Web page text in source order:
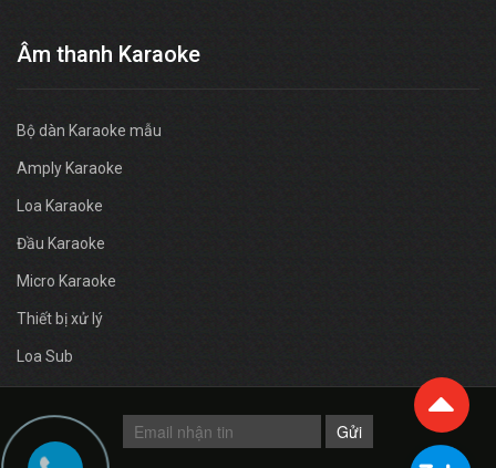
Âm thanh Karaoke
Bộ dàn Karaoke mẫu
Amply Karaoke
Loa Karaoke
Đầu Karaoke
Micro Karaoke
Thiết bị xử lý
Loa Sub
Gửi